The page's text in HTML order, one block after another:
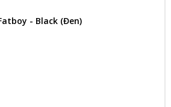
- Black (Đen)